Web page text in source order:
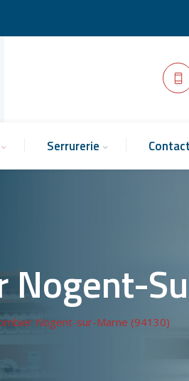
Serrurerie Contact
Nogent-
Nogent-sur-Marne (94130)